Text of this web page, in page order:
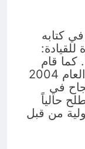
كتابه
للقيادة:
كما قام
بتطوير المفهوم في كتابه الصادر العام 2004
في
حالياً
من قبل